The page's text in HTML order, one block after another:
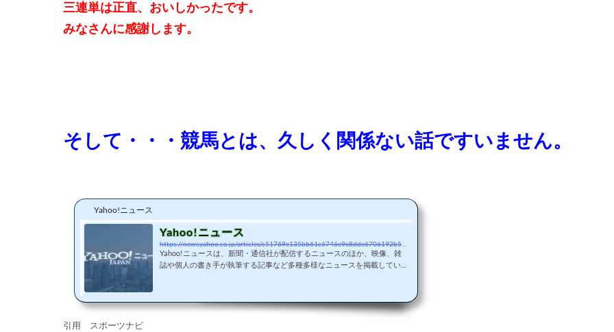
三連単は正直、おいしかったです。
みなさんに感謝します。
そして・・・競馬とは、久しく関係ない話ですいません。
Yahoo!ニュース
Yahoo!ニュース
https://news.yahoo.co.jp/articles/c51769e135bb61c6746e9e8dde6706192b5e4b94
Yahoo!ニュースは、新聞・通信社が配信するニュースのほか、映像、雑
誌や個人の書き手が執筆する記事など多種多様なニュースを掲載してい
引用 スポーツナビ